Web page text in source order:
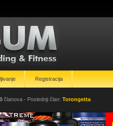
Registracija
članova - Poslednji član: Torongetta